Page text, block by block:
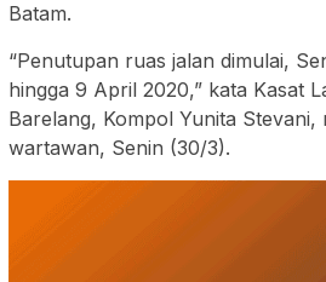
Batam.
“Penutupan ruas jalan dimulai,
hingga 9 April 2020,” kata Kasat
Barelang, Kompol Yunita
wartawan, Senin (30/3).